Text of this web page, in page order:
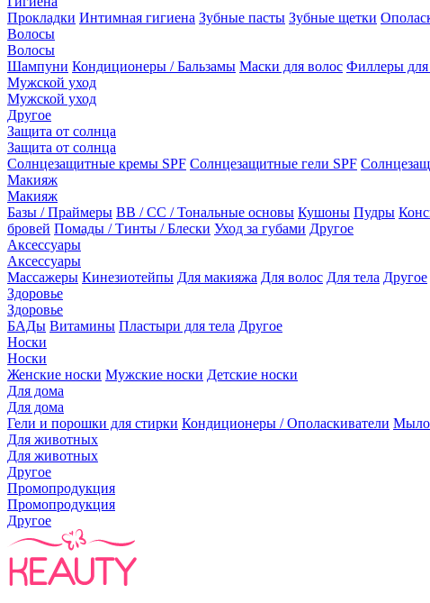
Прокладки Интимная гигиена Зубные пасты Зубные щетки
Волосы
Волосы
Шампуни Кондиционеры / Бальзамы Маски для волос Филлеры для
Мужской уход
Мужской уход
Другое
Защита от солнца
Защита от солнца
Солнцезащитные кремы SPF Солнцезащитные гели SPF
Макияж
Макияж
Базы / Праймеры BB / CC / Тональные основы Кушоны Пудры
бровей Помады / Тинты / Блески Уход за губами Другое
Аксессуары
Аксессуары
Массажеры Кинезиотейпы Для макияжа Для волос Для тела Другое
Здоровье
Здоровье
БАДы Витамины Пластыри для тела Другое
Носки
Носки
Женские носки Мужские носки Детские носки
Для дома
Для дома
Гели и порошки для стирки Кондиционеры / Ополаскиватели Мыло
Для животных
Для животных
Другое
Промопродукция
Промопродукция
Другое